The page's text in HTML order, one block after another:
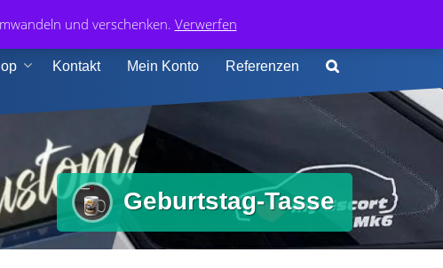
und verschenken. Verwerfen
+49 174 413 4168
Kontakt Mein Konto Referenzen
Geburtstag-Tasse